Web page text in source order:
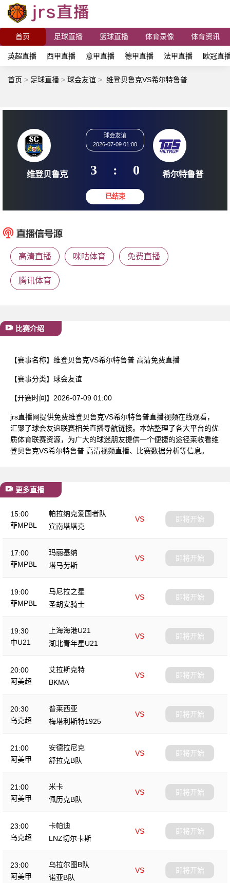
首页 足球直播 篮球直播 体育录像 体育资讯
英超直播 西甲直播 意甲直播 德甲直播 法甲直播 欧冠直
首页 > 足球直播 > 球会友谊 > 维登贝鲁克VS希尔特鲁普
维登贝鲁克
球会友谊
2026-07-09 01:00
3 : 0 希尔
高清直播 咪咕体育 免费直播
腾讯体育
比赛介绍
【赛事名称】 维登贝鲁克VS希尔特鲁普 高清免费直播
【赛事分类】 球会友谊
【开赛时间】 2026-07-09 01:00
jrs直播网提供免费维登贝鲁克VS希尔特鲁普直播视频在线观看，
汇聚了球会友谊联赛相关直播导航链接。本站整理了各大平台的优
质体育联赛资源，为广大的球迷朋友提供一个便捷的途径莱收看维
登贝鲁克VS希尔特鲁普 高清视频直播、比赛数据分析等信息。
更多直播
15:00
菲MPBL
帕拉纳克爱国者队
VS
宾南塔塔克
即将开始
17:00
菲MPBL
玛丽基纳
VS
塔马劳斯
即将开始
19:00
菲MPBL
马尼拉之星
VS
圣胡安骑士
即将开始
19:30
中U21
上海海港U21
VS
湖北青年星U21
即将开始
20:00
阿美超
艾拉斯克特
VS
BKMA
即将开始
20:30
乌克超
普莱西亚
VS
梅塔利斯特1925
即将开始
21:00
阿美甲
安德拉尼克
VS
舒拉克B队
即将开始
21:00
阿美甲
米卡
VS
佩历克B队
即将开始
23:00
乌克超
卡帕迪
VS
LNZ切尔卡斯
即将开始
23:00
阿美甲
乌拉尔图B队
VS
诺亚B队
即将开始